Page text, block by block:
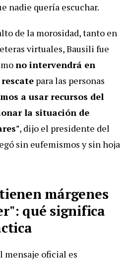
nadie quería escuchar.
de la morosidad, tanto en
virtuales, Bausili fue
no intervendrá en
para las personas
a usar recursos del
la situación de
, dijo el presidente del
sin eufemismos y sin hoja
márgenes
qué significa
mensaje oficial es